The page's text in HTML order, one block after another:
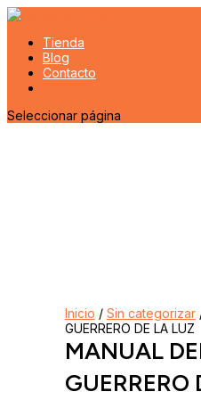
Tienda
Blog
Contacto
Seleccionar página
Inicio / Sin categorizar
GUERRERO DE LA LUZ
MANUAL
GUERRERO